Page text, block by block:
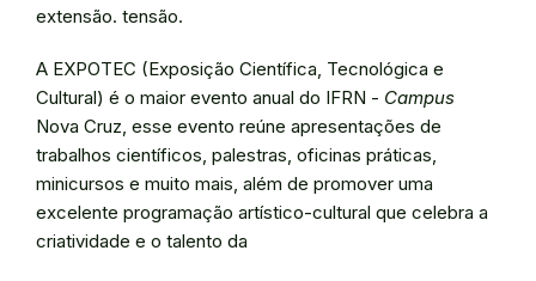
extensão. tensão.
A EXPOTEC (Exposição Científica, Tecnológica e
Cultural) é o maior evento anual do IFRN - Campus
Nova Cruz, esse evento reúne apresentações de
trabalhos científicos, palestras, oficinas práticas,
minicursos e muito mais, além de promover uma
excelente programação artístico-cultural que celebra a
criatividade e o talento da